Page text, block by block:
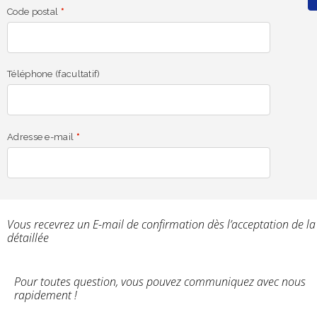
Code postal *
Téléphone (facultatif)
Adresse e-mail *
Vous recevrez un E-mail de confirmation dès l’acceptation
détaillée
Pour toutes question, vous pouvez communiquez avec nous
rapidement !